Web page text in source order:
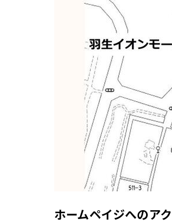
ホームペイジへのア